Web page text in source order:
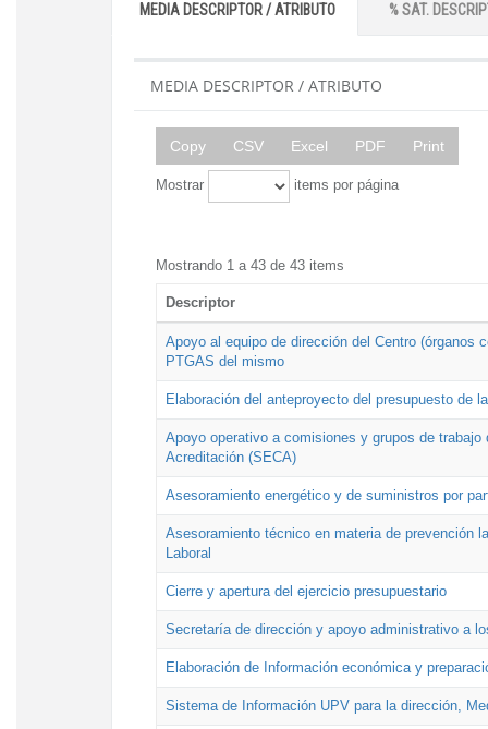
MEDIA DESCRIPTOR / ATRIBUTO % SAT.
MEDIA DESCRIPTOR / ATRIBUTO
Copy CSV Excel PDF Print
Mostrar items por página
Mostrando 1 a 43 de 43 items
Descriptor
Apoyo al equipo de dirección del Centro (órganos
PTGAS del mismo
Elaboración del anteproyecto del presupuesto de
Apoyo operativo a comisiones y grupos de
Acreditación (SECA)
Asesoramiento energético y de suministros por
Asesoramiento técnico en materia de prevención
Laboral
Cierre y apertura del ejercicio presupuestario
Secretaría de dirección y apoyo administrativo a
Elaboración de Información económica y
Sistema de Información UPV para la dirección,